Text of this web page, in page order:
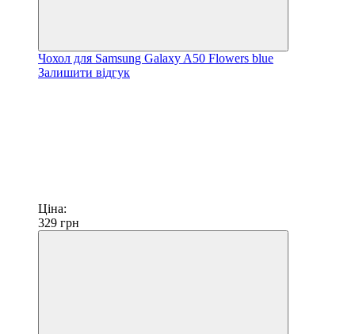
Чохол для Samsung Galaxy A50 Flowers blue
Залишити відгук
Ціна:
329 грн